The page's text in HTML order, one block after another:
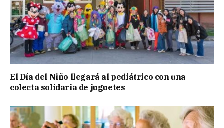
El Día del Niño llegará al pediátrico con una
colecta solidaria de juguetes